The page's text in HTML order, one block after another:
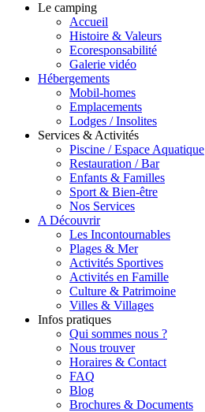
Le camping
Accueil
Histoire & Valeurs
Ecoresponsabilité
Galerie vidéo
Hébergements
Mobil-homes
Emplacements
Lodges / Insolites
Services & Activités
Piscine / Espace Aquatique
Restauration / Bar
Enfants & Familles
Sport & Bien-être
Nos Services
A Découvrir
Les Incontournables
Plages & Mer
Activités Sportives
Activités en Famille
Culture & Patrimoine
Villes & Villages
Infos pratiques
Qui sommes nous ?
Nous trouver
Horaires & Contact
FAQ
Blog
Brochures & Documents